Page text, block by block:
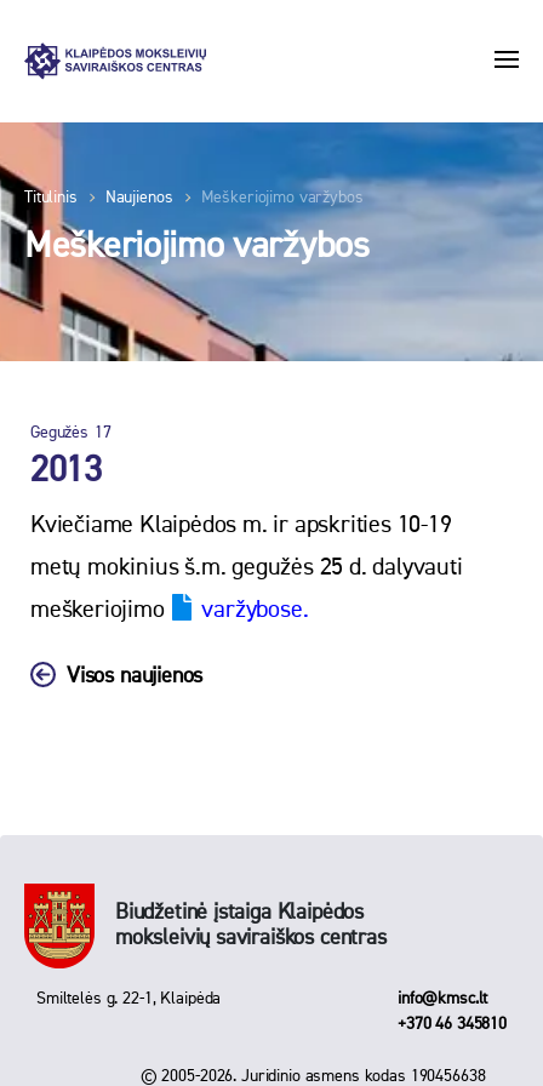
Titulinis Naujienos Meškeriojimo varžybos
Meškeriojimo varžybos
Gegužės 17
2013
Kviečiame Klaipėdos m. ir apskrities 10-19
metų mokinius š.m. gegužės 25 d. dalyvauti
meškeriojimo
varžybose.
Visos naujienos
Biudžetinė įstaiga Klaipėdos
moksleivių saviraiškos centras
Smiltelės g. 22-1, Klaipėda
info@kmsc.lt
+370 46 345810
© 2005-2026. Juridinio asmens kodas 190456638